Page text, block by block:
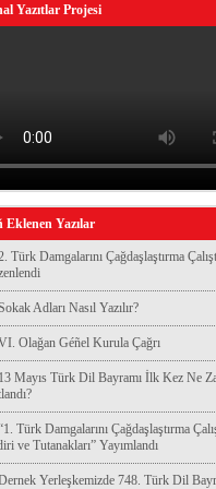
Yazıtlar Projesi
Eklenen Yazılar
Türk Damgalarını Çağdaşlaştırma
Adları Nasıl Yazılır?
Olağan Géñel Kurula Çağrı
13 Mayıs Türk Dil Bayramı İlk Kez Ne
Türk Damgalarını Çağdaşlaştırma
ve Tutanakları” Yayımlandı
Yerleşkemizde 748. Türk Dil